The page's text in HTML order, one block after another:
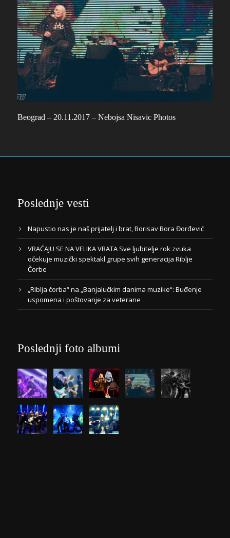
Beograd – 20.11.2017 – Nebojsa Nisavic Photos
Poslednje vesti
Napustio nas je naš prijatelj i brat, Borisav Bora Đorđević
VRAĆAJU SE NA VELIKA VRATA Sve ljubitelje rok zvuka
očekuje muzički spektakl grupe svih generacija Riblje
Čorbe
„Riblja čorba“ na „Banjalučkim danima muzike“: Buđenje
uspomena i poštovanje za veterane
Poslednji foto albumi